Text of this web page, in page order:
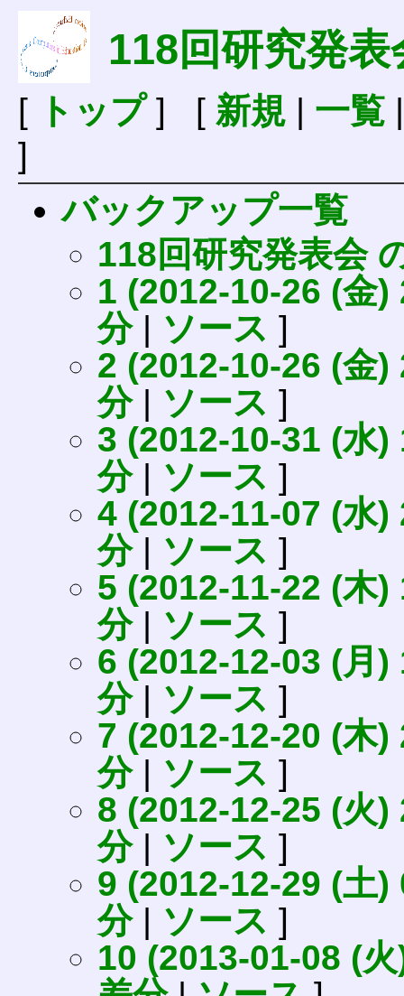
118回研究発表
[ トップ] [ 新規| 一覧
]
バックアップ一覧
118回研究発表会
1 (2012-10-26 (金)
分| ソース ]
2 (2012-10-26 (金)
分| ソース ]
3 (2012-10-31 (水)
分| ソース ]
4 (2012-11-07 (水)
分| ソース ]
5 (2012-11-22 (木)
分| ソース ]
6 (2012-12-03 (月)
分| ソース ]
7 (2012-12-20 (木)
分| ソース ]
8 (2012-12-25 (火)
分| ソース ]
9 (2012-12-29 (土)
分| ソース ]
10 (2013-01-08 (